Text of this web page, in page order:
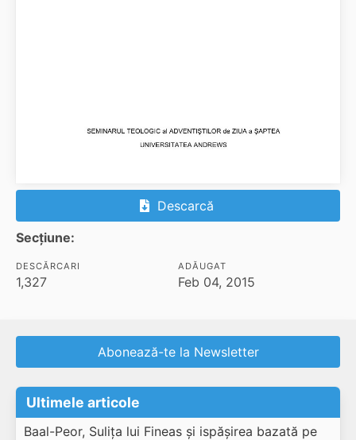
Descarcă
Secțiune:
DESCĂRCARI
1,327
ADĂUGAT
Feb 04, 2015
Abonează-te la Newsletter
Ultimele articole
Baal-Peor, Sulița lui Fineas și ispășirea bazată pe